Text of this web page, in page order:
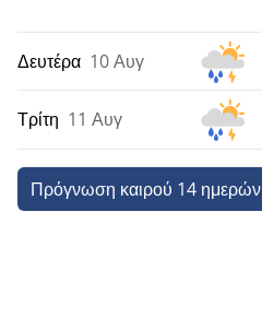
Δευτέρα 10 Αυγ
Τρίτη 11 Αυγ
Πρόγνωση καιρού 14 ημερών